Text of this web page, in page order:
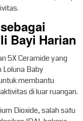
Bayi Harian
5X Ceramide yang
Loluna Baby
membantu
di luar ruangan.
Dioxide, salah satu